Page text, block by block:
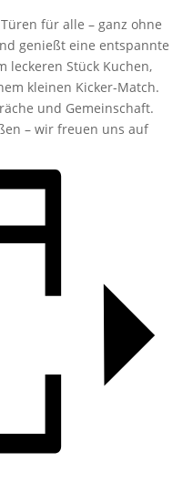
für alle – ganz ohne
genießt eine entspannte
leckeren Stück Kuchen,
kleinen Kicker-Match.
und Gemeinschaft.
– wir freuen uns auf